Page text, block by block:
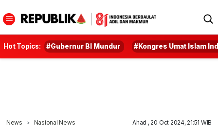
Hot Topics: #Gubernur BI Mundur #Kongres Umat Islam
News Nasional News Ahad , 20 Oct 2024, 21:51 WIB